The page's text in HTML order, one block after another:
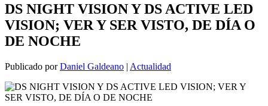
DS NIGHT VISION Y DS ACTIVE LED
VISION; VER Y SER VISTO, DE DÍA O
DE NOCHE
Publicado porDaniel Galdeano | Actualidad